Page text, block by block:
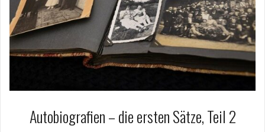
Autobiografien – die ersten Sätze, Teil 2